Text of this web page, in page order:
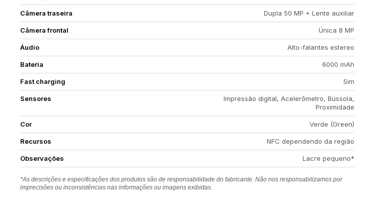
Câmera traseira Dupla 50 MP + Lente auxiliar
Câmera frontal Única 8 MP
Áudio Alto-falantes estereo
Bateria 6000 mAh
Fast charging Sim
Sensores
Impressão digital, Acelerômetro, Bússola,
Proximidade
Cor Verde (Green)
Recursos NFC dependendo da região
Observações Lacre pequeno*
*As descrições e especificações dos produtos são de responsabilidade do fabricante. Não nos responsabilizamos por
imprecisões ou inconsistências nas informações ou imagens exibidas.